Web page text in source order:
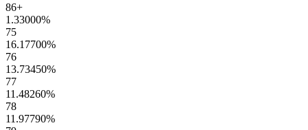
86+
1.33000%
75
16.17700%
76
13.73450%
77
11.48260%
78
11.97790%